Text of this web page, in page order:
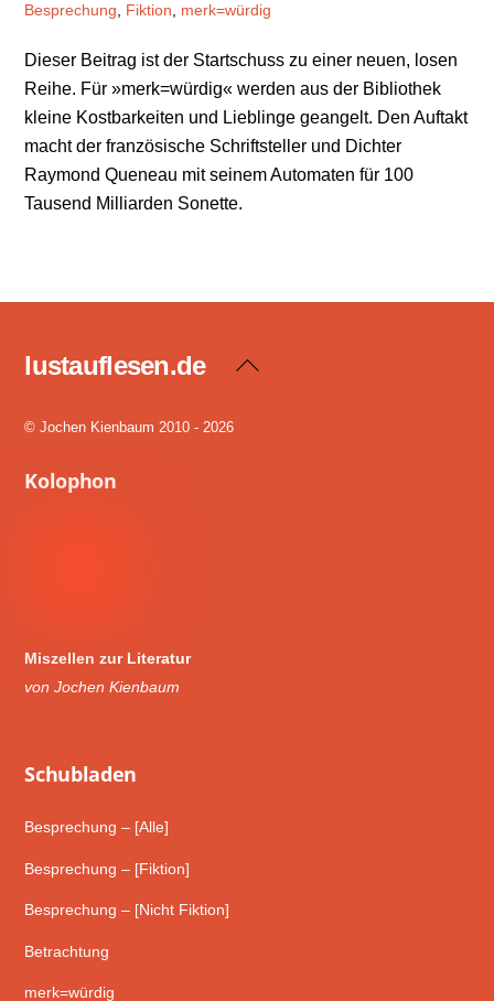
Besprechung Fiktion merk=würdig
Dieser Beitrag ist der Startschuss zu einer neuen, losen
Reihe. Für »merk=würdig« werden aus der Bibliothek
kleine Kostbarkeiten und Lieblinge geangelt. Den Auftakt
macht der französische Schriftsteller und Dichter
Raymond Queneau mit seinem Automaten für 100
Tausend Milliarden Sonette.
Back
lustauflesen.de
© Jochen Kienbaum 2010 - 2026
Kolophon
Miszellen zur Literatur
von Jochen Kienbaum
Schub­laden
Besprechung – [Alle]
Besprechung – [Fiktion]
Besprechung – [Nicht Fiktion]
Betrachtung
merk=würdig